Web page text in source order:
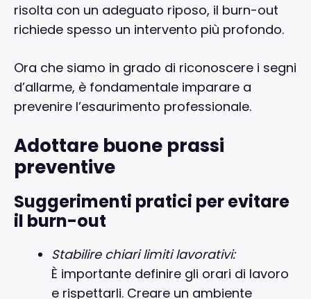
risolta con un adeguato riposo, il burn-out
richiede spesso un intervento più profondo.
Ora che siamo in grado di riconoscere i segni
d’allarme, è fondamentale imparare a
prevenire l’esaurimento professionale.
Adottare buone prassi
preventive
Suggerimenti pratici per evitare
il burn-out
Stabilire chiari limiti lavorativi:
È importante definire gli orari di lavoro
e rispettarli. Creare un ambiente